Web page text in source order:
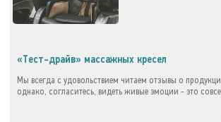
«Тест-драйв» массажных кресел
Мы всегда с удовольствием читаем отзывы о
однако, согласитесь, видеть живые эмоции - это